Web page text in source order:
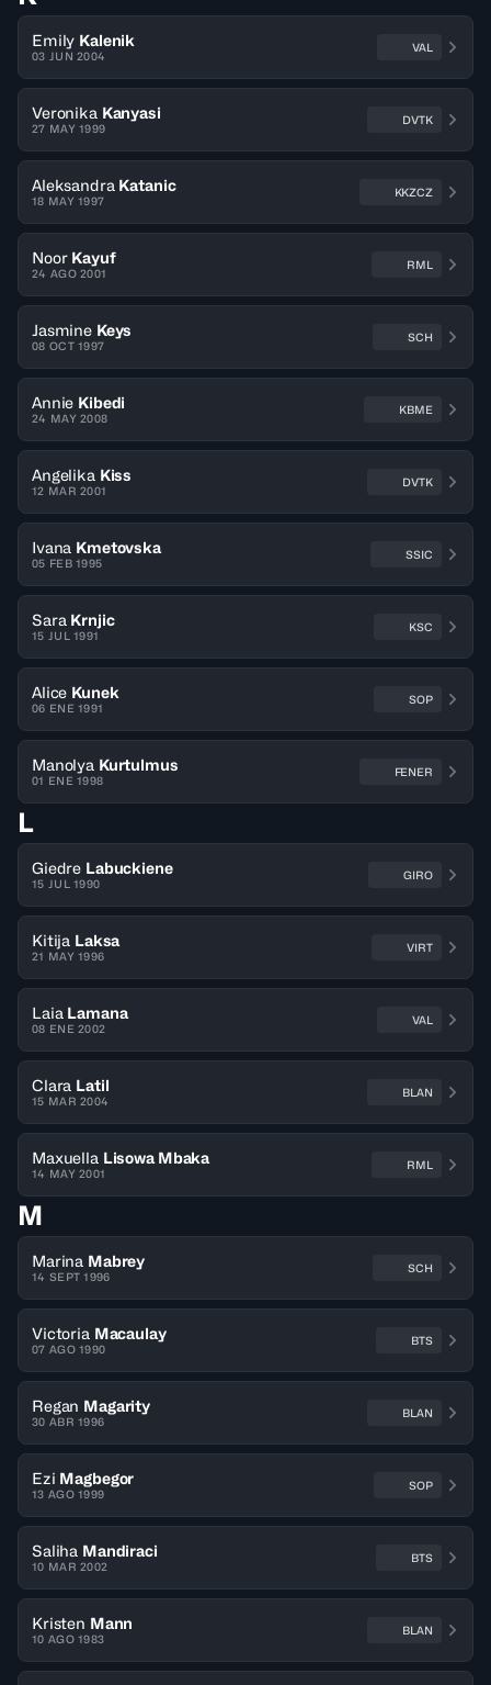
Emily Kalenik
03 JUN 2004
VAL
Veronika Kanyasi
27 MAY 1999
DVTK
Aleksandra Katanic
18 MAY 1997
KKZCZ
Noor Kayuf
24 AGO 2001
RML
Jasmine Keys
08 OCT 1997
SCH
Annie Kibedi
24 MAY 2008
KBME
Angelika Kiss
12 MAR 2001
DVTK
Ivana Kmetovska
05 FEB 1995
SSIC
Sara Krnjic
15 JUL 1991
KSC
Alice Kunek
06 ENE 1991
SOP
Manolya Kurtulmus
01 ENE 1998
FENER
L
Giedre Labuckiene
15 JUL 1990
GIRO
Kitija Laksa
21 MAY 1996
VIRT
Laia Lamana
08 ENE 2002
VAL
Clara Latil
15 MAR 2004
BLAN
Maxuella Lisowa Mbaka
14 MAY 2001
RML
M
Marina Mabrey
14 SEPT 1996
SCH
Victoria Macaulay
07 AGO 1990
BTS
Regan Magarity
30 ABR 1996
BLAN
Ezi Magbegor
13 AGO 1999
SOP
Saliha Mandiraci
10 MAR 2002
BTS
Kristen Mann
10 AGO 1983
BLAN